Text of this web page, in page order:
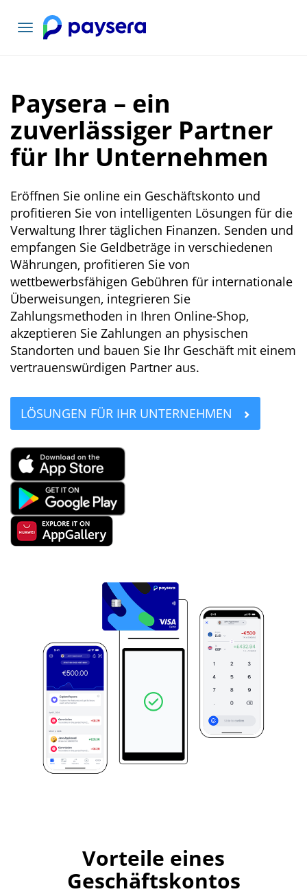
Toggle
navigation
Paysera – ein
zuverlässiger Partner
für Ihr Unternehmen
Eröffnen Sie online ein Geschäftskonto und
profitieren Sie von intelligenten Lösungen für die
Verwaltung Ihrer täglichen Finanzen. Senden und
empfangen Sie Geldbeträge in verschiedenen
Währungen, profitieren Sie von
wettbewerbsfähigen Gebühren für internationale
Überweisungen, integrieren Sie
Zahlungsmethoden in Ihren Online-Shop,
akzeptieren Sie Zahlungen an physischen
Standorten und bauen Sie Ihr Geschäft mit einem
vertrauenswürdigen Partner aus.
LÖSUNGEN FÜR IHR UNTERNEHMEN
Vorteile eines
Geschäftskontos